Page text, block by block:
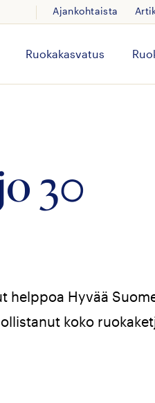
Ajankohtaista
Ruokakasvatus
30
helppoa Hyvää
koko